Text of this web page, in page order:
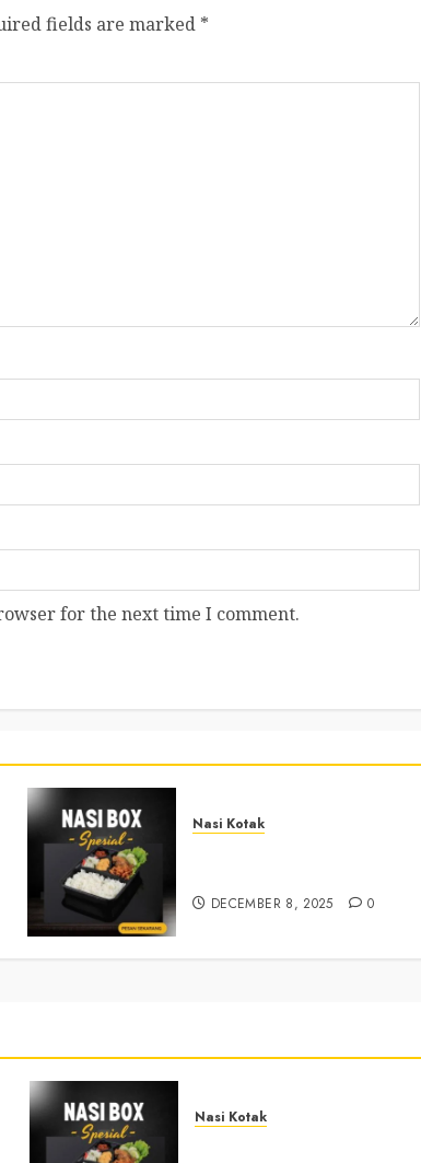
fields are marked *
for the next time I comment.
Nasi Kotak
DECEMBER 8, 2025 0
Nasi Kotak